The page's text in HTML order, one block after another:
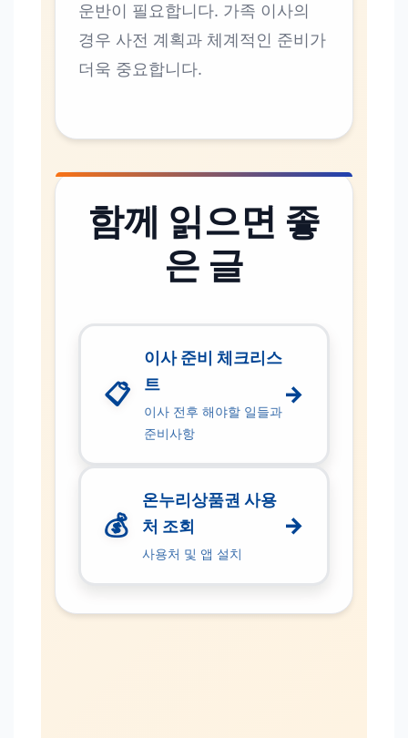
운반이 필요합니다. 가족 이사의
경우 사전 계획과 체계적인 준비가
더욱 중요합니다.
함께 읽으면 좋
은 글
📋
이사 준비 체크리스
트
이사 전후 해야할 일들과
준비사항
→
💰
온누리상품권 사용
처 조회
사용처 및 앱 설치
→